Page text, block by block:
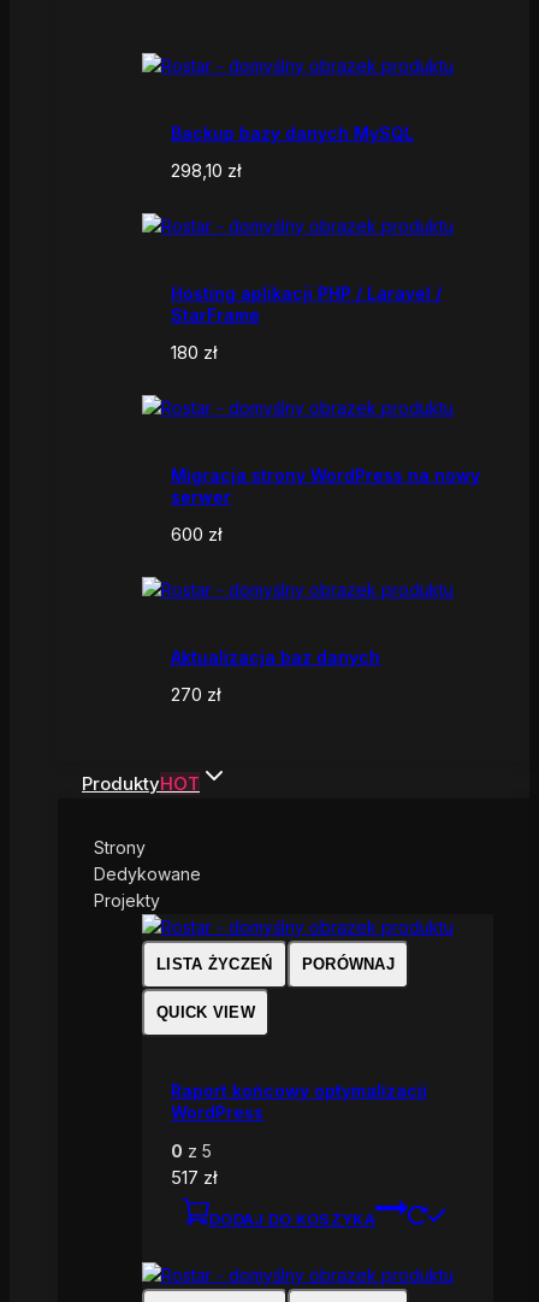
Backup bazy danych MySQL
298,10 zł
Hosting aplikacji PHP / Laravel /
StarFrame
180 zł
Migracja strony WordPress na nowy
serwer
600 zł
Aktualizacja baz danych
270 zł
ProduktyHOT
Strony
Dedykowane
Projekty
LISTA ŻYCZEŃ PORÓWNAJ
QUICK VIEW
Raport końcowy optymalizacji
WordPress
0 z 5
517 zł
DODAJ DO KOSZYKA